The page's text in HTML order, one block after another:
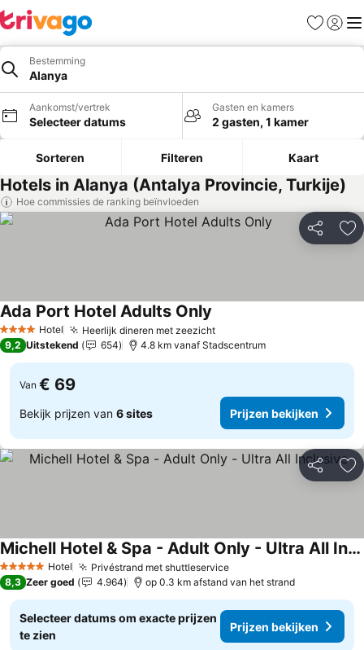
Favorieten
Bestemming
Alanya
Aankomst/vertrek
Selecteer datums
Gasten en kamers
2 gasten, 1 kamer
Sorteren Filteren Kaart
Hotels in Alanya (Antalya Provincie, Turkije)
Hoe commissies de ranking beïnvloeden
Delen
4 SterrenHotel Heerlijk dineren met zeezichtPrijzen bekijken
Ada Port Hotel Adults Only
9,2 Uitstekend 654 4.8 km vanaf Stadscentrum
Van € 69
Bekijk prijzen van 6 sites Prijzen bekijken
Delen
5 Sterren Hotel Privéstrand met shuttleservicePrijzen bekijken
Michell Hotel & Spa - Adult Only - Ultra All Inclusive
Prijzen bekijken
8,3 Zeer goed 4.964 op 0.3 km afstand van het strand
Selecteer datums om exacte prijzen
te zien
Prijzen bekijken